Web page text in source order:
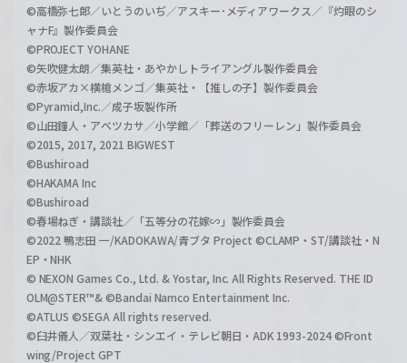
©高橋弥七郎／いとうのいぢ／アスキー･メディアワークス／『灼眼のシ
ャナF』製作委員会
©PROJECT YOHANE
©矢吹健太朗／集英社・あやかしトライアングル製作委員会
©赤坂アカ×横槍メンゴ／集英社・【推しの子】製作委員会
©Pyramid,Inc.／成子坂製作所
©山田鐘人・アベツカサ／小学館／「葬送のフリーレン」製作委員会
©2015, 2017, 2021 BIGWEST
©Bushiroad
©HAKAMA Inc
©Bushiroad
©春場ねぎ・講談社／「五等分の花嫁∽」製作委員会
©2022 鴨志田 一/KADOKAWA/青ブタ Project ©CLAMP・ST/講談社・N
EP・NHK
© NEXON Games Co., Ltd. & Yostar, Inc. All Rights Reserved. THE ID
OLM@STER™& ©Bandai Namco Entertainment Inc.
©ATLUS ©SEGA All rights reserved.
©臼井儀人／双葉社・シンエイ・テレビ朝日・ADK 1993-2024 ©Front
wing/Project GPT